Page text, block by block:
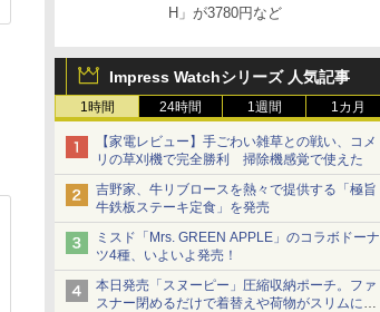
H」が3780円など
Impress Watchシリーズ 人気記事
1時間 24時間 1週間 1カ月
【家電レビュー】手ごわい雑草との戦い、コメ
リの草刈機で完全勝利 掃除機感覚で使えた
吉野家、牛リブロースを熱々で提供する「極旨
牛鉄板ステーキ定食」を発売
ミスド「Mrs. GREEN APPLE」のコラボドーナ
ツ4種、いよいよ発売！
本日発売「スヌーピー」圧縮収納ポーチ。ファ
スナー閉めるだけで着替えや荷物がスリムにま